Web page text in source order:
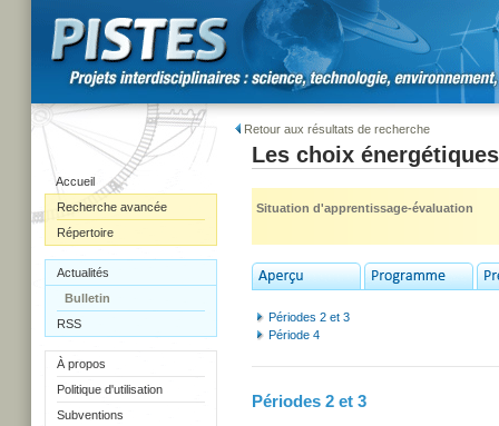
Accueil
Recherche avancée
Répertoire
Actualités
Bulletin
RSS
À propos
Politique d'utilisation
Subventions
Retour aux résultats de recherche
Les choix énergétiques
Situation d'apprentissage-évaluation
Périodes 2 et 3
Période 4
Périodes 2 et 3